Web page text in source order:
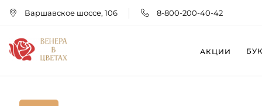
Варшавское шоссе, 106 8-800-200-40-42
АКЦИИ